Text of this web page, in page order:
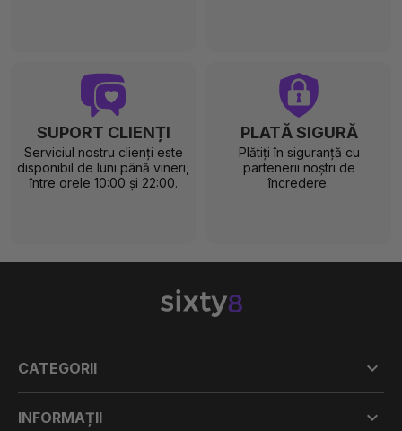
SUPORT CLIENȚI
Serviciul nostru clienți este
disponibil de luni până vineri,
între orele 10:00 și 22:00.
PLATĂ SIGURĂ
Plătiți în siguranță cu
partenerii noștri de
încredere.
CATEGORII 
INFORMAȚII 